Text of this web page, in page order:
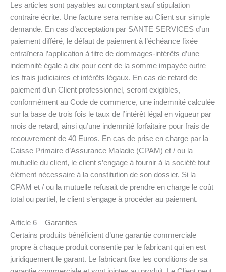
Les articles sont payables au comptant sauf stipulation
contraire écrite. Une facture sera remise au Client sur simple
demande. En cas d’acceptation par SANTE SERVICES d’un
paiement différé, le défaut de paiement à l’échéance fixée
entraînera l’application à titre de dommages-intérêts d’une
indemnité égale à dix pour cent de la somme impayée outre
les frais judiciaires et intérêts légaux. En cas de retard de
paiement d’un Client professionnel, seront exigibles,
conformément au Code de commerce, une indemnité calculée
sur la base de trois fois le taux de l’intérêt légal en vigueur par
mois de retard, ainsi qu’une indemnité forfaitaire pour frais de
recouvrement de 40 Euros. En cas de prise en charge par la
Caisse Primaire d’Assurance Maladie (CPAM) et / ou la
mutuelle du client, le client s’engage à fournir à la société tout
élément nécessaire à la constitution de son dossier. Si la
CPAM et / ou la mutuelle refusait de prendre en charge le coût
total ou partiel, le client s’engage à procéder au paiement.
Article 6 – Garanties
Certains produits bénéficient d’une garantie commerciale
propre à chaque produit consentie par le fabricant qui en est
juridiquement le garant. Le fabricant fixe les conditions de sa